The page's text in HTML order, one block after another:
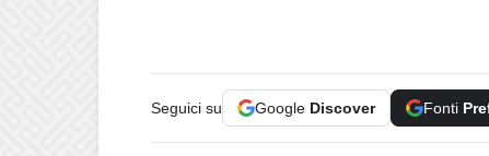
Seguici su Google Discover Fonti